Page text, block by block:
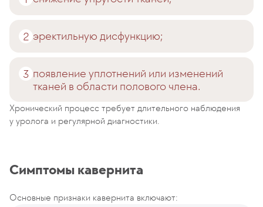
эректильную дисфункцию;
появление уплотнений или изменений
тканей в области полового члена.
Хронический процесс требует длительного наблюдения
у уролога и регулярной диагностики.
Симптомы кавернита
Основные признаки кавернита включают: